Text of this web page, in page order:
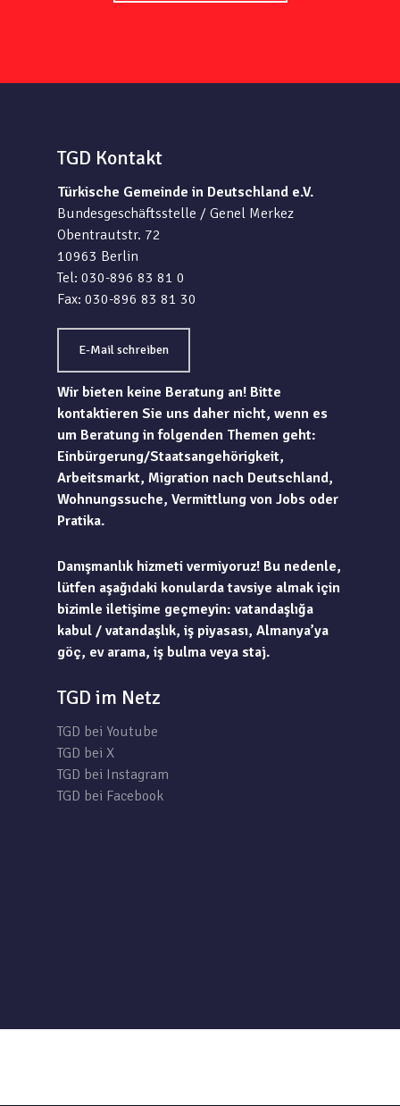
TGD Kontakt
Türkische Gemeinde in Deutschland e.V.
Bundesgeschäftsstelle / Genel Merkez
Obentrautstr. 72
10963 Berlin
Tel: 030-896 83 81 0
Fax: 030-896 83 81 30
E-Mail schreiben
Wir bieten keine Beratung an! Bitte
kontaktieren Sie uns daher nicht, wenn es
um Beratung in folgenden Themen geht:
Einbürgerung/Staatsangehörigkeit,
Arbeitsmarkt, Migration nach Deutschland,
Wohnungssuche, Vermittlung von Jobs oder
Pratika.
Danışmanlık hizmeti vermiyoruz! Bu nedenle,
lütfen aşağıdaki konularda tavsiye almak için
bizimle iletişime geçmeyin: vatandaşlığa
kabul / vatandaşlık, iş piyasası, Almanya’ya
göç, ev arama, iş bulma veya staj.
TGD im Netz
TGD bei Youtube
TGD bei X
TGD bei Instagram
TGD bei Facebook